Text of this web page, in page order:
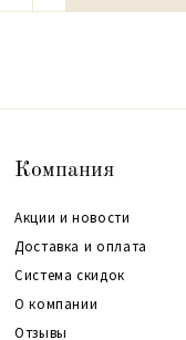
Компания
Акции и новости
Доставка и оплата
Система скидок
О компании
Отзывы